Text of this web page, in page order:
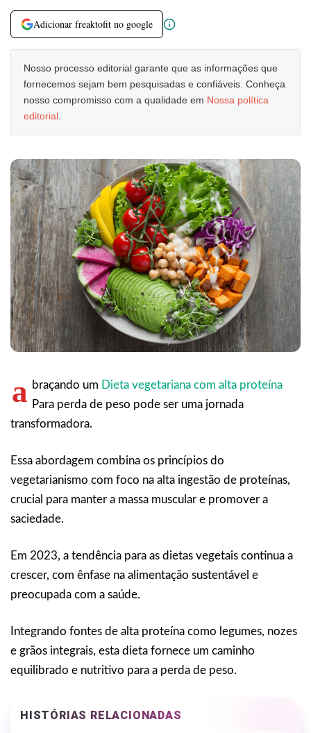
Adicionar freaktofit no google
Nosso processo editorial garante que as informações que
fornecemos sejam bem pesquisadas e confiáveis. Conheça
nosso compromisso com a qualidade em Nossa política
editorial
a braçando um Dieta vegetariana com alta proteína
Para perda de peso pode ser uma jornada
transformadora.
Essa abordagem combina os princípios do
vegetarianismo com foco na alta ingestão de proteínas,
crucial para manter a massa muscular e promover a
saciedade.
Em 2023, a tendência para as dietas vegetais continua a
crescer, com ênfase na alimentação sustentável e
preocupada com a saúde.
Integrando fontes de alta proteína como legumes, nozes
e grãos integrais, esta dieta fornece um caminho
equilibrado e nutritivo para a perda de peso.
HISTÓRIAS RELACIONADAS